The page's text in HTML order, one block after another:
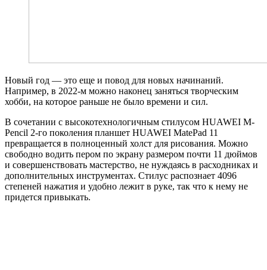
Новый год — это еще и повод для новых начинаний.
Например, в 2022-м можно наконец заняться творческим
хобби, на которое раньше не было времени и сил.
В сочетании с высокотехнологичным стилусом HUAWEI M-
Pencil 2-го поколения планшет HUAWEI MatePad 11
превращается в полноценный холст для рисования. Можно
свободно водить пером по экрану размером почти 11 дюймов
и совершенствовать мастерство, не нуждаясь в расходниках и
дополнительных инструментах. Стилус распознает 4096
степеней нажатия и удобно лежит в руке, так что к нему не
придется привыкать.